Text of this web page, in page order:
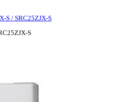
S / SRC25ZJX-S
S